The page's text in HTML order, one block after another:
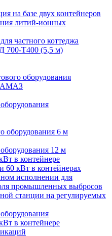
на базе двух контейнеров
литий-ионных
частного коттеджа
700-Т400 (5,5 м)
оборудования
оборудования 6 м
12 м
в контейнере
60 кВт в контейнерах
исполнении для
промышленных выбросов
станции на регулируемых
в контейнере